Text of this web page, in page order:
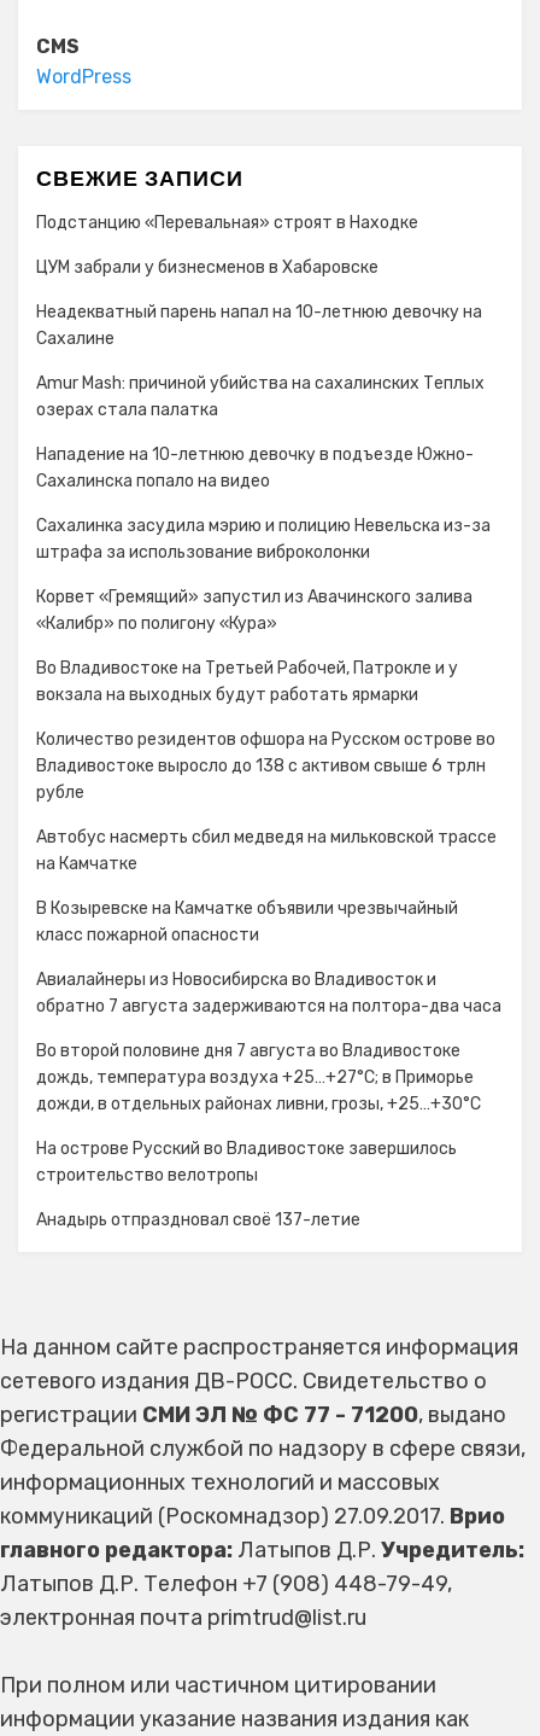
CMS
WordPress
СВЕЖИЕ ЗАПИСИ
Подстанцию «Перевальная» строят в Находке
ЦУМ забрали у бизнесменов в Хабаровске
Неадекватный парень напал на 10-летнюю девочку на
Сахалине
Amur Mash: причиной убийства на сахалинских Теплых
озерах стала палатка
Нападение на 10-летнюю девочку в подъезде Южно-
Сахалинска попало на видео
Сахалинка засудила мэрию и полицию Невельска из-за
штрафа за использование виброколонки
Корвет «Гремящий» запустил из Авачинского залива
«Калибр» по полигону «Кура»
Во Владивостоке на Третьей Рабочей, Патрокле и у
вокзала на выходных будут работать ярмарки
Количество резидентов офшора на Русском острове во
Владивостоке выросло до 138 с активом свыше 6 трлн
рубле
Автобус насмерть сбил медведя на мильковской трассе
на Камчатке
В Козыревске на Камчатке объявили чрезвычайный
класс пожарной опасности
Авиалайнеры из Новосибирска во Владивосток и
обратно 7 августа задерживаются на полтора-два часа
Во второй половине дня 7 августа во Владивостоке
дождь, температура воздуха +25…+27°С; в Приморье
дожди, в отдельных районах ливни, грозы, +25…+30°C
На острове Русский во Владивостоке завершилось
строительство велотропы
Анадырь отпраздновал своё 137-летие
На данном сайте распространяется информация
сетевого издания ДВ-РОСС. Свидетельство о
регистрации СМИ ЭЛ № ФС 77 - 71200, выдано
Федеральной службой по надзору в сфере связи,
информационных технологий и массовых
коммуникаций (Роскомнадзор) 27.09.2017. Врио
главного редактора: Латыпов Д.Р. Учредитель:
Латыпов Д.Р. Телефон +7 (908) 448-79-49,
электронная почта primtrud@list.ru
При полном или частичном цитировании
информации указание названия издания как